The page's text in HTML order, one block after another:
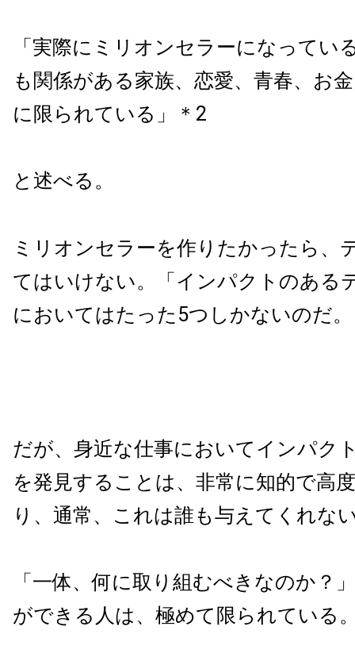
「実際にミリオンセラーになってい
も関係がある家族、恋愛、青春、お
に限られている」＊2
と述べる。
ミリオンセラーを作りたかったら、
てはいけない。「インパクトのある
においてはたった5つしかないのだ。
だが、身近な仕事においてインパク
を発見することは、非常に知的で高
り、通常、これは誰も与えてくれな
「一体、何に取り組むべきなのか？
ができる人は、極めて限られている